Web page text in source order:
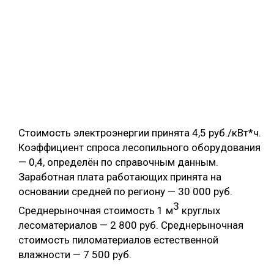
Стоимость электроэнергии принята 4,5 руб./кВт*ч.
Коэффициент спроса лесопильного оборудования
— 0,4, определён по справочным данным.
Заработная плата работающих принята на
основании средней по региону — 30 000 руб.
Среднерыночная стоимость 1 м3 круглых
лесоматериалов — 2 800 руб. Среднерыночная
стоимость пиломатериалов естественной
влажности — 7 500 руб.